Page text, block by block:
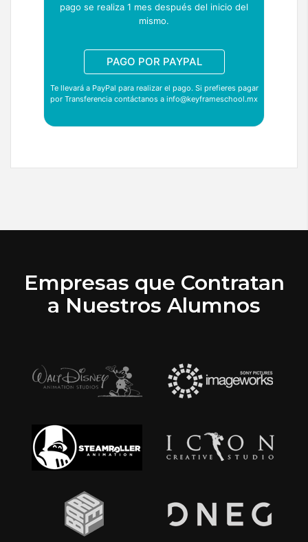
pago se realiza 1 mes después del inicio del
mismo.
PAGO POR PAYPAL
Te llevará a PayPal para realizar el pago. Si prefieres pagar
por Transferencia contáctanos a info@keyframeschool.mx
Empresas que Contratan
a Nuestros Alumnos